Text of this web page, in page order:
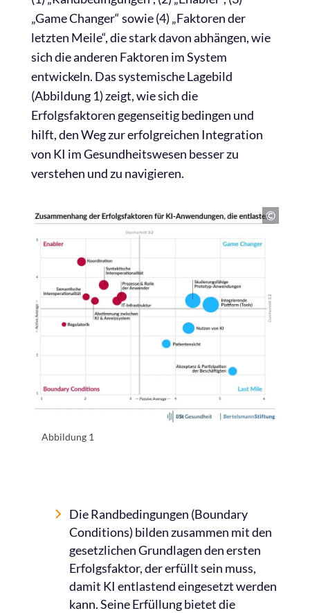
„Game Changer“ sowie (4) „Faktoren der
letzten Meile“, die stark davon abhängen, wie
sich die anderen Faktoren im System
entwickeln. Das systemische Lagebild
(Abbildung 1) zeigt, wie sich die
Erfolgsfaktoren gegenseitig bedingen und
hilft, den Weg zur erfolgreichen Integration
von KI im Gesundheitswesen besser zu
verstehen und zu navigieren.
Abbildung 1
Die Randbedingungen (Boundary
Conditions) bilden zusammen mit den
gesetzlichen Grundlagen den ersten
Erfolgsfaktor, der erfüllt sein muss,
damit KI entlastend eingesetzt werden
kann. Seine Erfüllung bietet die